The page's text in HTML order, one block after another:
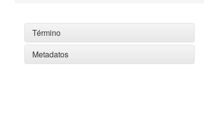
Término
Metadatos